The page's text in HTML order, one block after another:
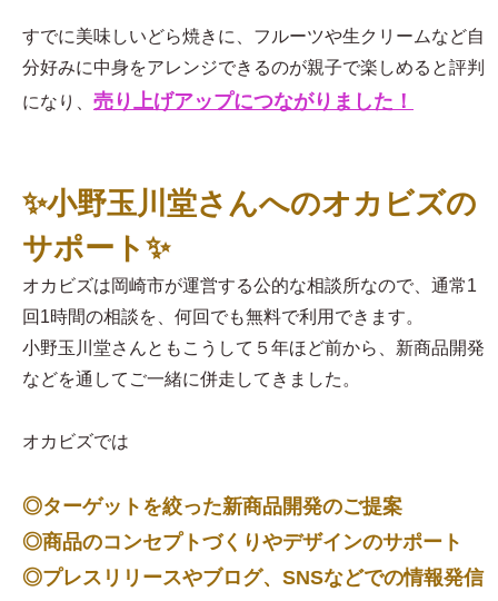
すでに美味しいどら焼きに、フルーツや生クリームなど自
分好みに中身をアレンジできるのが親子で楽しめると評判
になり、 売り上げアップにつながりました！
✨小野玉川堂さんへのオカビズの
サポート✨
オカビズは岡崎市が運営する公的な相談所なので、通常1
回1時間の相談を、何回でも無料で利用できます。
小野玉川堂さんともこうして５年ほど前から、新商品開発
などを通してご一緒に併走してきました。
オカビズでは
◎ターゲットを絞った新商品開発のご提案
◎商品のコンセプトづくりやデザインのサポート
◎プレスリリースやブログ、SNSなどでの情報発信